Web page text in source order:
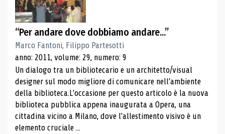
“Per andare dove dobbiamo andare...”
Marco Fantoni, Filippo Partesotti
anno: 2011, volume: 29, numero: 9
Un dialogo tra un bibliotecario e un architetto/visual
designer sul modo migliore di comunicare nell'ambiente
della biblioteca.L'occasione per questo articolo è la nuova
biblioteca pubblica appena inaugurata a Opera, una
cittadina vicino a Milano, dove l'allestimento visivo è un
elemento cruciale ...